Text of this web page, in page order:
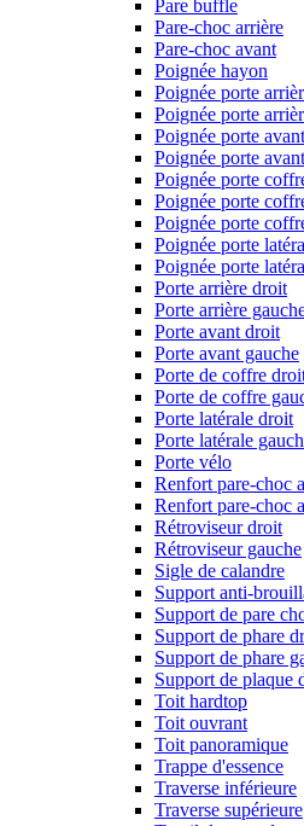
Pare buffle
Pare-choc arrière
Pare-choc avant
Poignée hayon
Poignée porte
Poignée porte
Poignée porte
Poignée porte
Poignée porte
Poignée porte
Poignée porte
Poignée porte
Poignée porte
Porte arrière droit
Porte arrière
Porte avant droit
Porte avant gauche
Porte de coffre
Porte de coffre
Porte latérale droit
Porte latérale
Porte vélo
Renfort pare-choc
Renfort pare-choc
Rétroviseur droit
Rétroviseur gauche
Sigle de calandre
Support anti-
Support de pare
Support de phare
Support de phare
Support de plaque
Toit hardtop
Toit ouvrant
Toit panoramique
Trappe d'essence
Traverse inférieure
Traverse supérieure